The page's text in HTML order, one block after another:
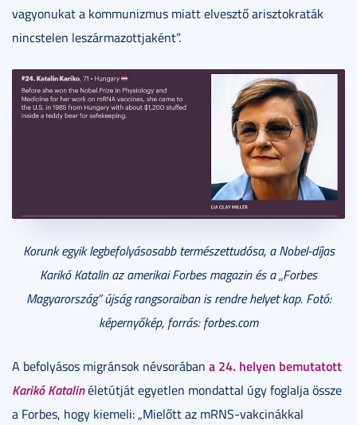
vagyonukat a kommunizmus miatt elvesztő arisztokraták
nincstelen leszármazottjaként”.
Korunk egyik legbefolyásosabb természettudósa, a Nobel-díjas
Karikó Katalin az amerikai Forbes magazin és a „Forbes
Magyarország” újság rangsoraiban is rendre helyet kap. Fotó:
képernyőkép, forrás: forbes.com
A befolyásos migránsok névsorában a 24. helyen bemutatott
Karikó Katalinéletútját egyetlen mondattal úgy foglalja össze
a Forbes, hogy kiemeli: „Mielőtt az mRNS-vakcinákkal